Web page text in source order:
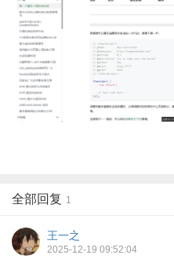
全部回复 1
王一之
2025-12-19 09:52:04